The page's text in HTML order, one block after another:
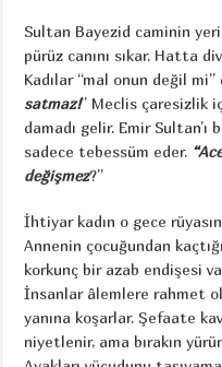
Sultan Bayezid caminin
pürüz canını sıkar. Hatta
Kadılar “mal onun değil mi”
satmaz!” Meclis çaresizlik
damadı gelir. Emir
sadece tebessüm eder.
değişmez?”
İhtiyar kadın o gece
Annenin çocuğundan
korkunç bir azab endişesi
İnsanlar âlemlere rahmet
yanına koşarlar. Şefaate
niyetlenir, ama bırakın